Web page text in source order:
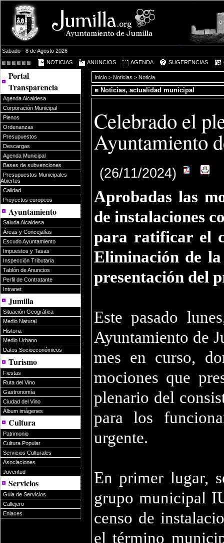
Sabado - 8 de Agosto 2026
NOTICIAS
ANUNCIOS AGENDA SUGERENCIAS
Portal
Transparencia
Agenda Alcaldesa
Corporación Municipal
Plenos
Ordenanzas
Presupuestos
Descargas
Agenda Municipal
Bases de subvenciones
Presupuestos Municipales
Abiertos
Calidad
Proyectos europeos
Ayuntamiento
Saluda Alcaldesa
Áreas y Concejalías
Escudo Ayuntamiento
Impuestos y Tasas
Inspección Tributaria
Tablón de Anuncios
Perfil de Contratante
Intranet
Jumilla
Situación Geográfica
Medio Natural
Historia
Medio Urbano
Datos Socioeconómicos
Turismo
Fiestas
Ruta del Vino
Gastronomía
Ciudad del Vino
Álbum imágenes
Cultura
Patrimonio
Cultura Popular
Servicios Culturales
Asociaciones
Juventud
Servicios
Guia de Servicios
Callejero
Enlaces
Inicio > Noticias > Noticia
Noticias, actualidad municipal
Celebrado el
Ayuntamiento
(26/11/2024)
Aprobadas las
de instalaciones
para ratificar el
Eliminación de
presentación del
Este pasado
Ayuntamiento de
mes en curso,
mociones que
plenario del
para los
urgente.
En primer lugar,
grupo municipal
censo de
el término